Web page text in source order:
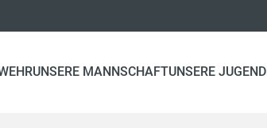
UNSERE MANNSCHAFTUNSERE JUGEND